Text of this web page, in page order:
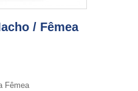
/ Fêmea
Fêmea